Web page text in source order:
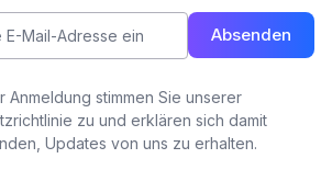
Absenden
Anmeldung stimmen Sie unserer
zu und erklären sich damit
Updates von uns zu erhalten.